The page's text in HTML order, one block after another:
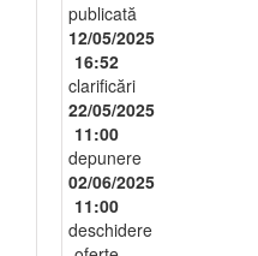
publicată
12/05/2025
16:52
clarificări
22/05/2025
11:00
depunere
02/06/2025
11:00
deschidere